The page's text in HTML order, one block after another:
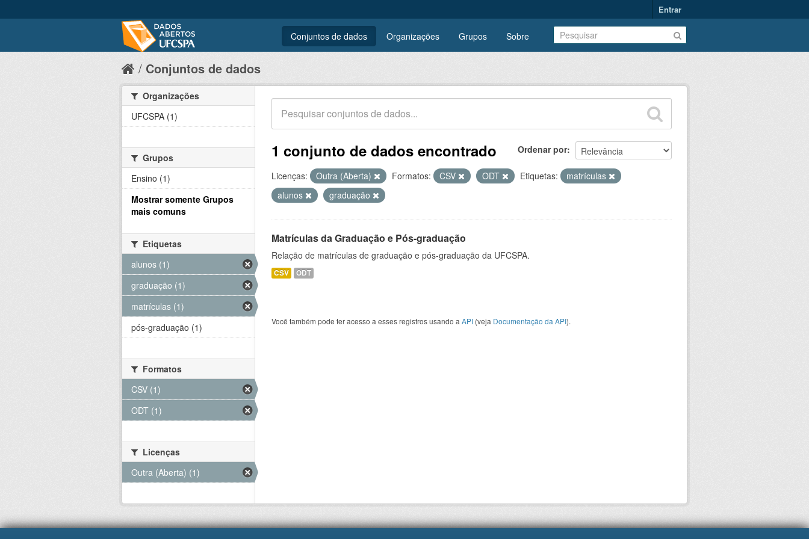
Entrar
Conjuntos de dados Organizações Grupos Sobre
Conjuntos de dados
Ordenar por
1 conjunto de dados encontrado
Licenças: Outra (Aberta) Formatos: CSV ODT Etiquetas:
matrículas
alunos
graduação
Matrículas da Graduação e Pós-graduação
Relação de matrículas de graduação e pós-graduação da UFCSPA.
CSV ODT
Você também pode ter acesso a esses registros usando a API (veja Documentação da API).
Organizações
UFCSPA (1)
Grupos
Ensino (1)
Mostrar somente Grupos
mais comuns
Etiquetas
alunos (1)
graduação (1)
matrículas (1)
pós-graduação (1)
Formatos
CSV (1)
ODT (1)
Licenças
Outra (Aberta) (1)